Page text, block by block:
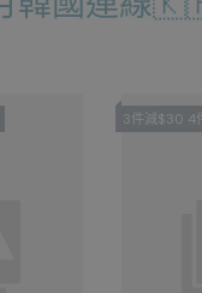
3件減$30 4